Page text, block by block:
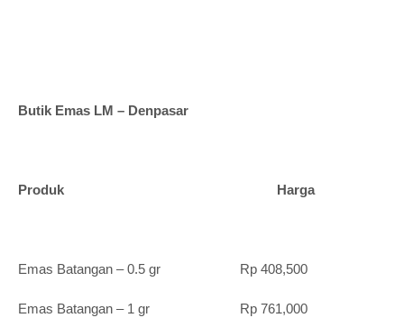
Butik Emas LM – Denpasar
Produk Harga
Emas Batangan – 0.5 gr Rp 408,500
Emas Batangan – 1 gr Rp 761,000